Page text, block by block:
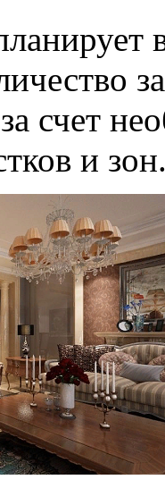
счет
и